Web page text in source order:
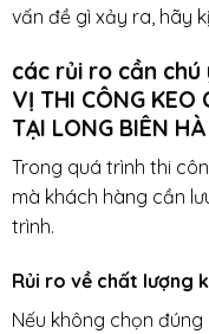
vấn đề gì xảy ra, hãy
các rủi ro cần chú
VỊ THI CÔNG KEO
TẠI LONG BIÊN
Trong quá trình thi
mà khách hàng cần
trình.
Rủi ro về chất lượng
Nếu không chọn